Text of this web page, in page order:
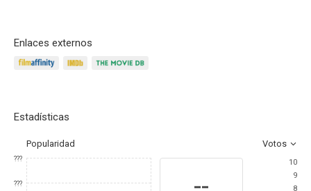
Enlaces externos
Estadísticas
Popularidad Votos
???
???
10
9
8